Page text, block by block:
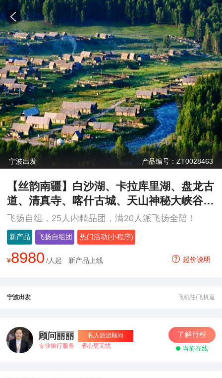
宁波出发 产品编号：ZT0028463
【丝韵南疆】白沙湖、卡拉库里湖、盘龙古
道、清真寺、喀什古城、天山神秘大峡谷、
塔里木胡杨林、金沙滩、国际大巴扎三飞8
日游
飞扬自组，25人内精品团，满20人派飞扬全陪！
新产品 飞扬自组团 热门活动(小程序)
¥8980 /人起 新产品上线 起价说明
宁波出发 飞机往/飞机返
顾问丽丽
私人旅游顾问
专业旅行服务
省心更无忧
了解行程
当前在线